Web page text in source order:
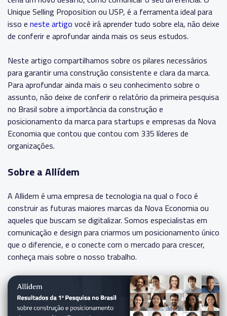
Unique Selling Proposition ou USP, é a ferramenta ideal para
isso e neste artigo você irá aprender tudo sobre ela, não deixe
de conferir e aprofundar ainda mais os seus estudos.
Neste artigo compartilhamos sobre os pilares necessários
para garantir uma construção consistente e clara da marca.
Para aprofundar ainda mais o seu conhecimento sobre o
assunto, não deixe de conferiro relatório da primeira pesquisa
no Brasil sobre a importância da construção e
posicionamento da marca para startups e empresas da Nova
Economia que contou que contou com 335 líderes de
organizações.
Sobre a Allídem
A Allidem é uma empresa de tecnologia na qual o foco é
construir as futuras maiores marcas da Nova Economia ou
aqueles que buscam se digitalizar. Somos especialistas em
comunicação e design para criarmos um posicionamento único
que o diferencie, e o conecte com o mercado para crescer,
conheça mais sobre o nosso trabalho.